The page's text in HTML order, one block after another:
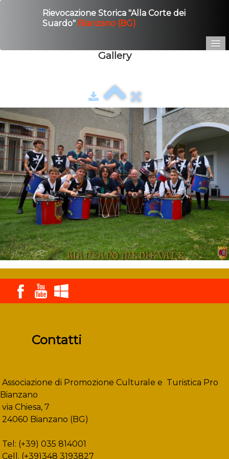
Rievocazione Storica "Alla Corte dei
Suardo" Bianzano (BG)
Contatto
Gallery
Contatti
Associazione di Promozione Culturale e Turistica Pro
Bianzano
via Chiesa, 7
24060 Bianzano (BG)
Tel: (+39) 035 814001
Cell. (+39)348 3193827